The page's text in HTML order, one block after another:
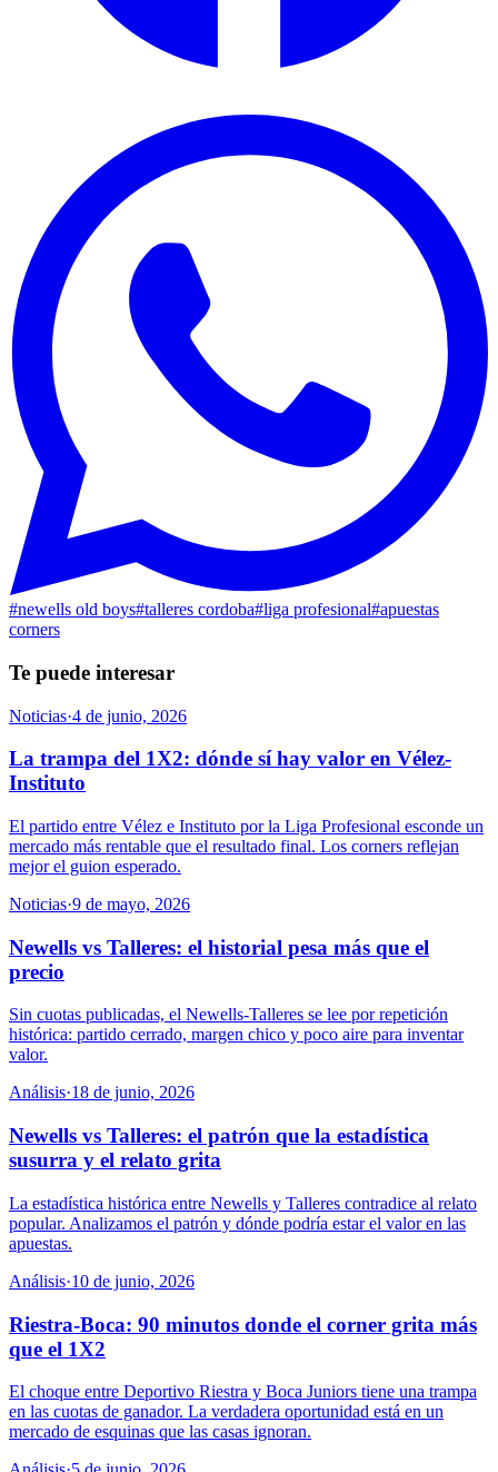
#newells old boys#talleres cordoba#liga profesional#apuestas
corners
Te puede interesar
Noticias·4 de junio, 2026
La trampa del 1X2: dónde sí hay valor en Vélez-
Instituto
El partido entre Vélez e Instituto por la Liga Profesional esconde un
mercado más rentable que el resultado final. Los corners reflejan
mejor el guion esperado.
Noticias·9 de mayo, 2026
Newells vs Talleres: el historial pesa más que el
precio
Sin cuotas publicadas, el Newells-Talleres se lee por repetición
histórica: partido cerrado, margen chico y poco aire para inventar
valor.
Análisis·18 de junio, 2026
Newells vs Talleres: el patrón que la estadística
susurra y el relato grita
La estadística histórica entre Newells y Talleres contradice al relato
popular. Analizamos el patrón y dónde podría estar el valor en las
apuestas.
Análisis·10 de junio, 2026
Riestra-Boca: 90 minutos donde el corner grita más
que el 1X2
El choque entre Deportivo Riestra y Boca Juniors tiene una trampa
en las cuotas de ganador. La verdadera oportunidad está en un
mercado de esquinas que las casas ignoran.